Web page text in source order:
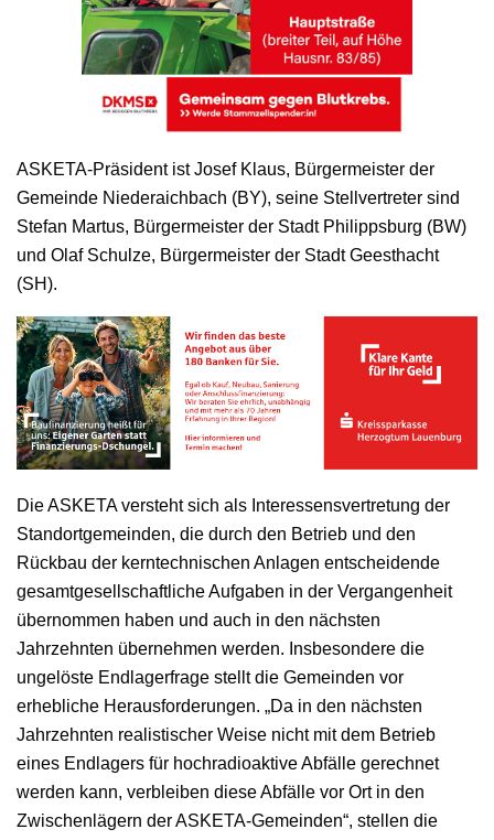
ASKETA-Präsident ist Josef Klaus, Bürgermeister der
Gemeinde Niederaichbach (BY), seine Stellvertreter sind
Stefan Martus, Bürgermeister der Stadt Philippsburg (BW)
und Olaf Schulze, Bürgermeister der Stadt Geesthacht
(SH).
Die ASKETA versteht sich als Interessensvertretung der
Standortgemeinden, die durch den Betrieb und den
Rückbau der kerntechnischen Anlagen entscheidende
gesamtgesellschaftliche Aufgaben in der Vergangenheit
übernommen haben und auch in den nächsten
Jahrzehnten übernehmen werden. Insbesondere die
ungelöste Endlagerfrage stellt die Gemeinden vor
erhebliche Herausforderungen. „Da in den nächsten
Jahrzehnten realistischer Weise nicht mit dem Betrieb
eines Endlagers für hochradioaktive Abfälle gerechnet
werden kann, verbleiben diese Abfälle vor Ort in den
Zwischenlägern der ASKETA-Gemeinden“, stellen die